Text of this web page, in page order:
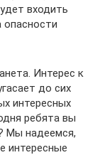
входить
опасности
Интерес к
до сих
интересных
ребята вы
Мы надеемся,
интересные